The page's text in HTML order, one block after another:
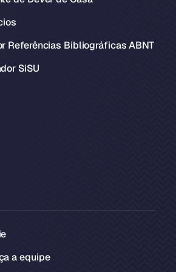
Referências Bibliográficas ABNT
SiSU
a equipe